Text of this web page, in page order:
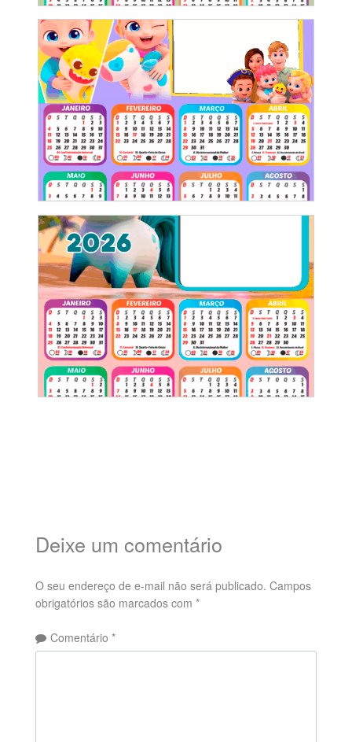
Deixe um comentário
O seu endereço de e-mail não será publicado. Campos
obrigatórios são marcados com *
Comentário *